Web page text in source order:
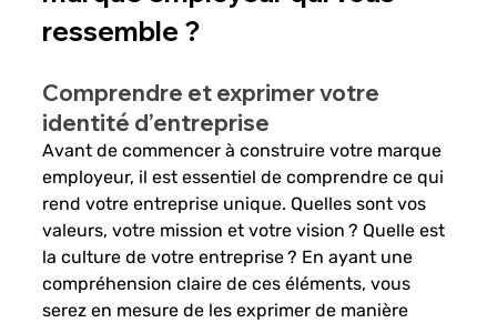
ressemble ?
Comprendre et exprimer votre
identité d’entreprise
Avant de commencer à construire votre marque
employeur, il est essentiel de comprendre ce qui
rend votre entreprise unique. Quelles sont vos
valeurs, votre mission et votre vision ? Quelle est
la culture de votre entreprise ? En ayant une
compréhension claire de ces éléments, vous
serez en mesure de les exprimer de manière